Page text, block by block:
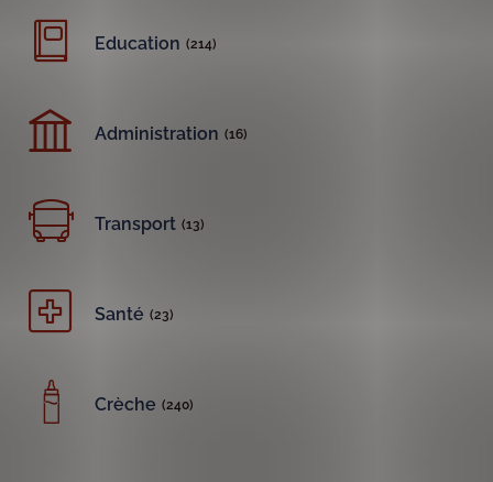
Education (214)
Administration (16)
Transport (13)
Santé (23)
Crèche (240)